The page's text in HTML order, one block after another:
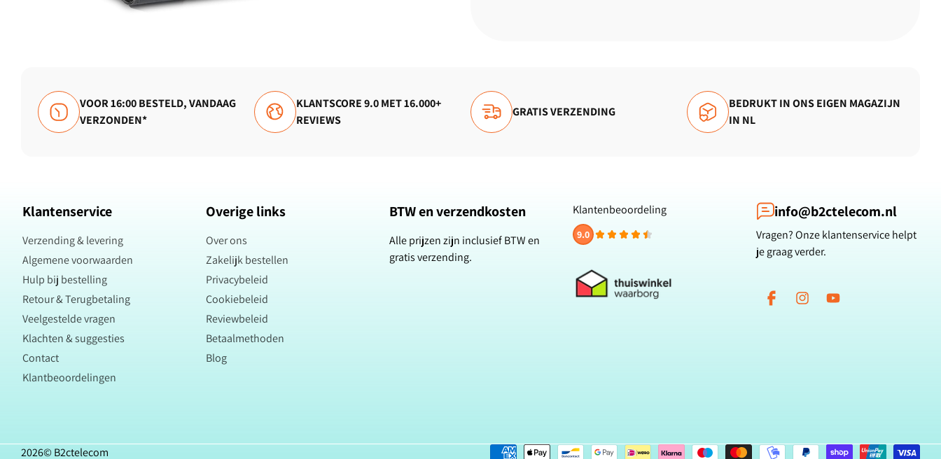
VOOR 16:00 BESTELD, VANDAAG
VERZONDEN*
KLANTSCORE 9.0 MET 16.000+
REVIEWS
GRATIS VERZENDING
BEDRUKT IN ONS EIGEN MAGAZIJN
IN NL
Klantenservice
Verzending & levering
Algemene voorwaarden
Hulp bij bestelling
Retour & Terugbetaling
Veelgestelde vragen
Klachten & suggesties
Contact
Klantbeoordelingen
Overige links
Over ons
Zakelijk bestellen
Privacybeleid
Cookiebeleid
Reviewbeleid
Betaalmethoden
Blog
BTW en verzendkosten
Alle prijzen zijn inclusief BTW en
gratis verzending.
Klantenbeoordeling
9.0
info@b2ctelecom.nl
Vragen? Onze klantenservice helpt
je graag verder.
FacebookInstagramYouTube
Betaalmethoden
2026© B2ctelecom